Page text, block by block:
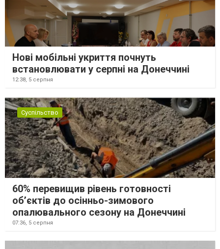
Нові мобільні укриття почнуть
встановлювати у серпні на Донеччині
12:38, 5 серпня
Суспільство
60% перевищив рівень готовності
об’єктів до осінньо-зимового
опалювального сезону на Донеччині
07:36, 5 серпня